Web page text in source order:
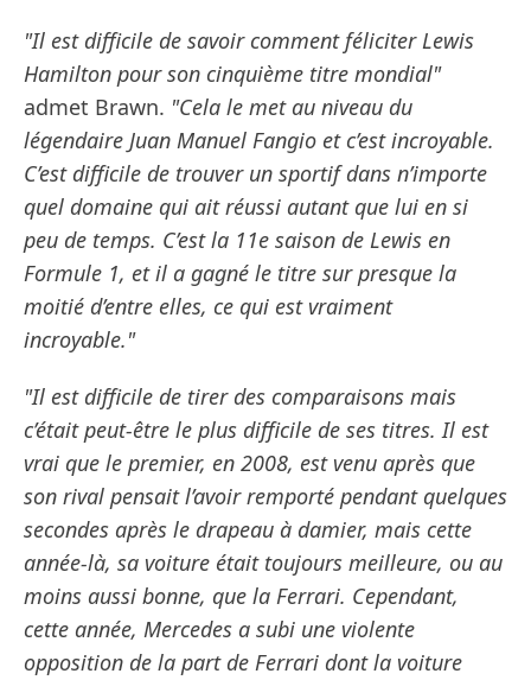
"Il est difficile de savoir comment féliciter Lewis
Hamilton pour son cinquième titre mondial"
admet Brawn. "Cela le met au niveau du
légendaire Juan Manuel Fangio et c’est incroyable.
C’est difficile de trouver un sportif dans n’importe
quel domaine qui ait réussi autant que lui en si
peu de temps. C’est la 11e saison de Lewis en
Formule 1, et il a gagné le titre sur presque la
moitié d’entre elles, ce qui est vraiment
incroyable."
"Il est difficile de tirer des comparaisons mais
c’était peut-être le plus difficile de ses titres. Il est
vrai que le premier, en 2008, est venu après que
son rival pensait l’avoir remporté pendant quelques
secondes après le drapeau à damier, mais cette
année-là, sa voiture était toujours meilleure, ou au
moins aussi bonne, que la Ferrari. Cependant,
cette année, Mercedes a subi une violente
opposition de la part de Ferrari dont la voiture